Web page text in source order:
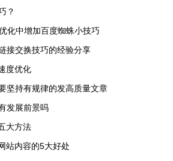
？
化中增加百度蜘蛛小技巧
接交换技巧的经验分享
度优化
坚持有规律的发高质量文章
发展前景吗
大方法
站内容的5大好处